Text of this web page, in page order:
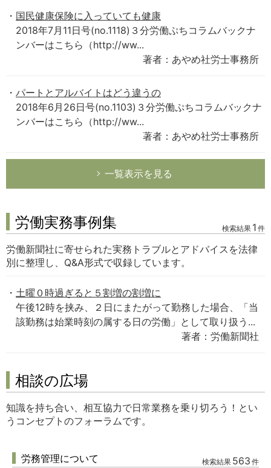
国民健康保険に入っていても健康
2018年7月11日号(no.1118)３分労働ぷちコラムバックナ
ンバーはこちら（http://ww...
著者：あやめ社労士事務所
パートとアルバイトはどう違うの
2018年6月26日号(no.1103)３分労働ぷちコラムバックナ
ンバーはこちら（http://ww...
著者：あやめ社労士事務所
一覧表示を見る
労働実務事例集 検索結果 1 件
労働新聞社に寄せられた実務トラブルとアドバイスを法律
別に整理し、Q&A形式で収録しています。
土曜０時過ぎると５割増の割増に
午後12時を挟み、２日にまたがって勤務した場合、「当
該勤務は始業時刻の属する日の労働」として取り扱う...
著者：労働新聞社
相談の広場
知識を持ち合い、相互協力で日常業務を乗り切ろう！とい
うコンセプトのフォーラムです。
労務管理について 検索結果 563 件